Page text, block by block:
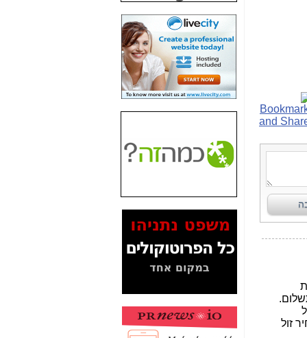
חשיפה: איוב קרא
אישר לקבוצת סלקום
בדיוק מה שביבי אישר
כאן
האם השר איוב קרא
היה צריך בכלל לחתום
על האישור, שנתן
האם ביבי וקרא קבלו
בכלל תמורה עבור
המסמכים בנושא בזק-
Yes (תיק 4000)
מוכיחים "תפירת תיק"
לאיש הלא נכון! -כאן
עובדות ומסמכים
האם ביבי כשר
תקשורת עזר לקב'
בזק? -כאן